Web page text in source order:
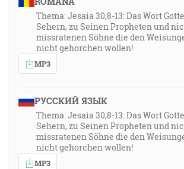
Thema: Jesaia 30,8-13: Das Wort
Sehern, zu Seinen Propheten und
missratenen Söhne die den
nicht gehorchen wollen!
MP3
РУССКИЙ ЯЗЫК
Thema: Jesaia 30,8-13: Das Wort
Sehern, zu Seinen Propheten und
missratenen Söhne die den
nicht gehorchen wollen!
MP3